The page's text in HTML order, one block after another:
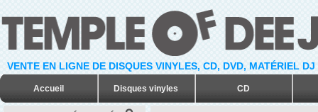
VENTE EN LIGNE DE DISQUES VINYLES, CD, DVD, MATÉRIEL
Accueil Disques vinyles CD